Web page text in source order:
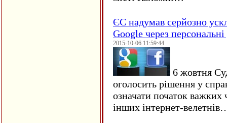
ЄC надумав серйозно
Google через персональні
2015-10-06 11:59:44
6 жовтня
оголосить рішення у
означати початок важких
інших інтернет-